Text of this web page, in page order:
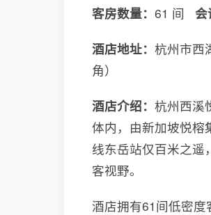
客房数量： 61 间 会
酒店地址： 杭州市西
角）
酒店介绍： 杭州西溪
体内，由新加坡悦榕
线东岳站仅百米之遥
客视野。
酒店拥有61间低密